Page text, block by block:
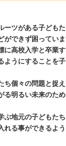
ーツがある子ども
ができず困っていま
に高校入学と卒業
ようにすることを
ち個々の問題と捉
る明るい未来のた
ぶ地元の子どもた
れる事ができるよ